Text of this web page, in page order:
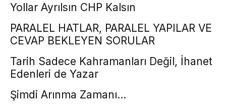
Yollar Ayrılsın CHP Kalsın
PARALEL HATLAR, PARALEL YAPILAR VE
CEVAP BEKLEYEN SORULAR
Tarih Sadece Kahramanları Değil, İhanet
Edenleri de Yazar
Şimdi Arınma Zamanı…